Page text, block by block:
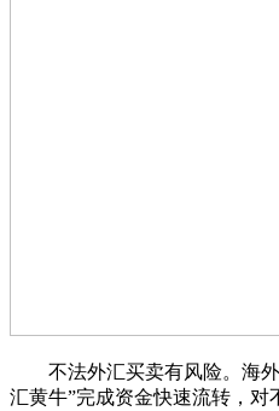
不法外汇买卖有风险。海外
汇黄牛”完成资金快速流转，